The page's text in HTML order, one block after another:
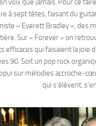
à sept têtes, faisant du
« Everett Bradley », des
Sur « Forever » on
efficaces qui faisaient la joie
90. Soit un pop rock
sur mélodies accroche-
qui s’élèvent,